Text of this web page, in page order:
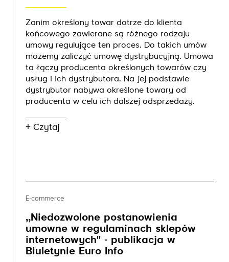
Zanim określony towar dotrze do klienta
końcowego zawierane są różnego rodzaju
umowy regulujące ten proces. Do takich umów
możemy zaliczyć umowę dystrybucyjną. Umowa
ta łączy producenta określonych towarów czy
usług i ich dystrybutora. Na jej podstawie
dystrybutor nabywa określone towary od
producenta w celu ich dalszej odsprzedaży.
+ Czytaj
E-commerce
,,Niedozwolone postanowienia
umowne w regulaminach sklepów
internetowych'' - publikacja w
Biuletynie Euro Info